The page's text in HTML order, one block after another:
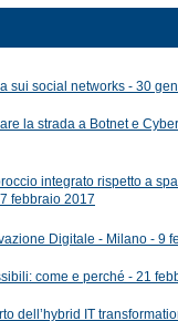
sui social networks - 30
la strada a Botnet e
integrato rispetto a
febbraio 2017
Digitale - Milano - 9
come e perché - 21
dell’hybrid IT